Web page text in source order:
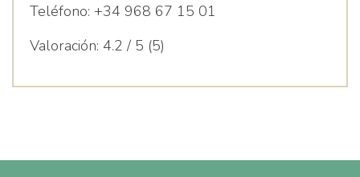
Teléfono: +34 968 67 15 01
Valoración: 4.2 / 5 (5)